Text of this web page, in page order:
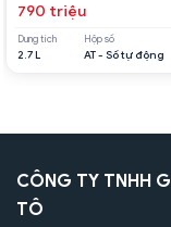
790 triệu
Dung tích
2.7 L
Hộp số
AT - Số tự động
CÔNG TY TNHH
TÔ